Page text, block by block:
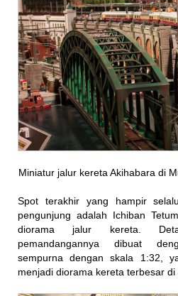
Miniatur jalur kereta Akihabara di
Spot terakhir yang hampir
pengunjung adalah Ichiban
diorama jalur kereta.
pemandangannya dibuat
sempurna dengan skala 1:32,
menjadi diorama kereta terbesar di